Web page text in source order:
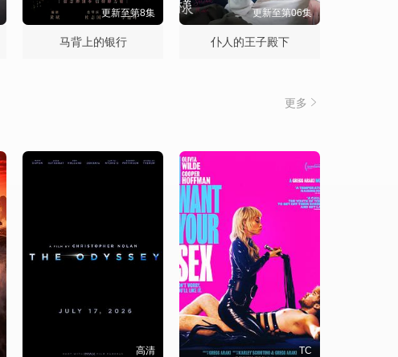
更新至第8集
马背上的银行
更新至第06集
仆人的王子殿下
更多
高清 TC